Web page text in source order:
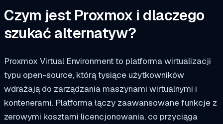
Czym jest Proxmox i dlaczego
szukać alternatyw?
Proxmox Virtual Environment to platforma wirtualizacji
typu open-source, którą tysiące użytkowników
wdrażają do zarządzania maszynami wirtualnymi i
kontenerami. Platforma łączy zaawansowane funkcje z
zerowymi kosztami licencjonowania, co przyciąga